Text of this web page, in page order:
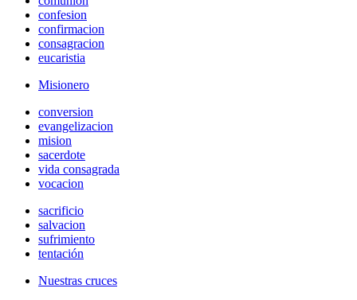
confesion
confirmacion
consagracion
eucaristia
Misionero
conversion
evangelizacion
mision
sacerdote
vida consagrada
vocacion
sacrificio
salvacion
sufrimiento
tentación
Nuestras cruces